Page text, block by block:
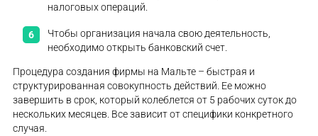
налоговых операций.
Чтобы организация начала свою деятельность,
необходимо открыть банковский счет.
Процедура создания фирмы на Мальте – быстрая и
структурированная совокупность действий. Ее можно
завершить в срок, который колеблется от 5 рабочих суток до
нескольких месяцев. Все зависит от специфики конкретного
случая.